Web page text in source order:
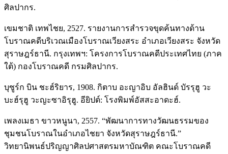
ศิลปากร.
เขมชาติ เทพไชย, 2527. รายงานการสำรวจขุดค้นทางด้าน
โบราณคดีบริเวณเมืองโบราณเวียงสระ อำเภอเวียงสระ จังหวัด
สุราษฎร์ธานี. กรุงเทพฯ: โครงการโบราณคดีประเทศไทย (ภาค
ใต้) กองโบราณคดี กรมศิลปากร.
บุซูร์ก บิน ชะฮ์ริยาร, 1908. กิตาบ อะญาอิบ อัลฮินด์ บัรรุฮู วะ
บะฮ์รุฮู วะญะซาอิรุฮู. อียิปต์: โรงพิมพ์อัสสะอาดะฮ์.
เพลงเมธา ขาวหนูนา, 2557. “พัฒนาการทางวัฒนธรรมของ
ชุมชนโบราณในอำเภอไชยา จังหวัดสุราษฎร์ธานี.”
วิทยานิพนธ์ปริญญาศิลปศาสตรมหาบัณฑิต คณะโบราณคดี